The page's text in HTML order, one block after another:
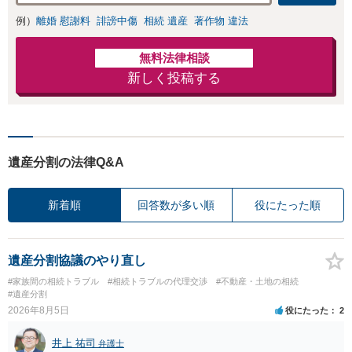
例） 離婚 慰謝料 誹謗中傷 相続 遺産 著作物 違法
無料法律相談
新しく投稿する
遺産分割の法律Q&A
新着順 回答数が多い順 役にたった順
遺産分割協議のやり直し
#家族間の相続トラブル #相続トラブルの代理交渉
#不動産・土地の相続
#遺産分割
2026年8月5日 役にたった 2
井上 祐司 弁護士